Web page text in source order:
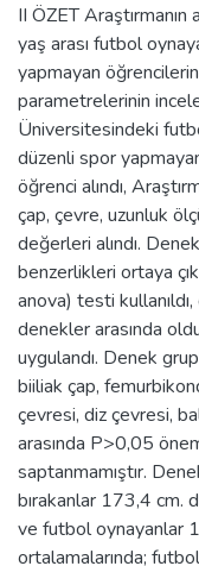
II ÖZET
yaş arası futbol
yapmayan
parametrelerinin
Üniversitesindeki
düzenli spor
öğrenci alındı,
çap, çevre, uzunluk
değerleri alındı.
benzerlikleri ortaya
anova) testi kullanıldı,
denekler arasında
uygulandı. Denek
biiliak çap,
çevresi, diz çevresi,
arasında P>0,05
saptanmamıştır.
bırakanlar 173,4 cm.
ve futbol oynayanlar
ortalamalarında;